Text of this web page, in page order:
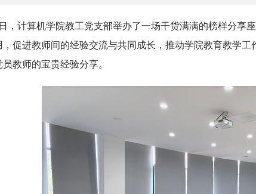
，计算机学院教工党支部举办了一场干货满满的榜样分享
，促进教师间的经验交流与共同成长，推动学院教育教学
教师的宝贵经验分享。